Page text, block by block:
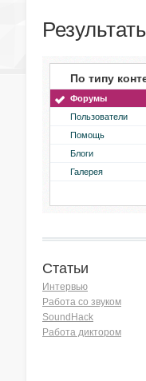
По типу
Форумы
Пользователи
Помощь
Блоги
Галерея
Статьи
Интервью
Работа со звуком
SoundHack
Работа диктором